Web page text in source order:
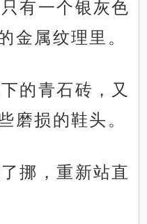
有一个银灰色
金属纹理里。
的青石砖，又
磨损的鞋头。
挪，重新站直